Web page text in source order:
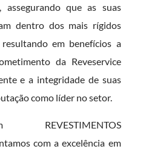
assegurando que as suas
dentro dos mais rígidos
em benefícios a
da Reveservice
e a integridade de suas
como líder no setor.
com a excelência em